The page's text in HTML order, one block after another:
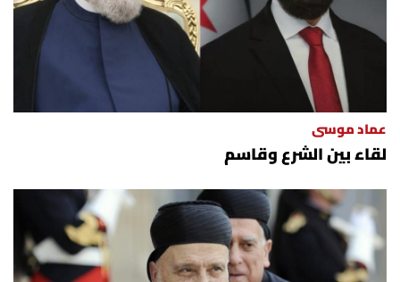
عماد موسى
لقاء بين الشرع وقاسم